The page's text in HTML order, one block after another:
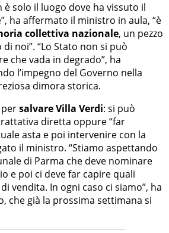
è solo il luogo dove ha vissuto il
ha affermato il ministro in aula, “è
collettiva nazionale, un pezzo
noi”. “Lo Stato non si può
che vada in degrado”, ha
l’impegno del Governo nella
dimora storica.
salvare Villa Verdi: si può
diretta oppure “far
asta e poi intervenire con la
il ministro. “Stiamo aspettando
di Parma che deve nominare
e poi ci deve far capire quali
vendita. In ogni caso ci siamo”, ha
che già la prossima settimana si